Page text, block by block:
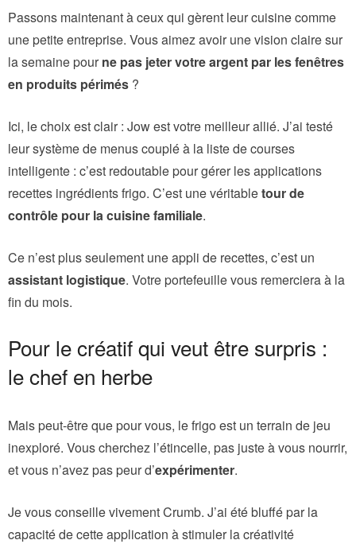
Passons maintenant à ceux qui gèrent leur cuisine comme
une petite entreprise. Vous aimez avoir une vision claire sur
la semaine pour ne pas jeter votre argent par les fenêtres
en produits périmés ?
Ici, le choix est clair : Jow est votre meilleur allié. J’ai testé
leur système de menus couplé à la liste de courses
intelligente : c’est redoutable pour gérer les applications
recettes ingrédients frigo. C’est une véritabletour de
contrôle pour la cuisine familiale.
Ce n’est plus seulement une appli de recettes, c’est un
assistant logistique. Votre portefeuille vous remerciera à la
fin du mois.
Pour le créatif qui veut être surpris :
le chef en herbe
Mais peut-être que pour vous, le frigo est un terrain de jeu
inexploré. Vous cherchez l’étincelle, pas juste à vous nourrir,
et vous n’avez pas peur d’expérimenter.
Je vous conseille vivement Crumb. J’ai été bluffé par la
capacité de cette application à stimuler la créativité